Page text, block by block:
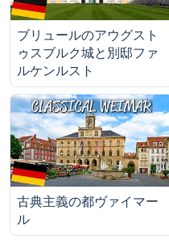
ブリュールのアウグスト
ゥスブルク城と別邸ファ
ルケンルスト
古典主義の都ヴァイマー
ル